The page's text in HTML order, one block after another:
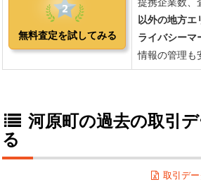
河原町の過去の取引
る
取引デ